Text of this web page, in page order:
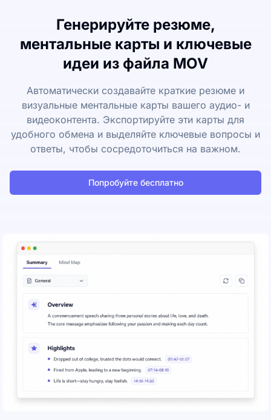
Генерируйте резюме,
ментальные карты и ключевые
идеи из файла MOV
Автоматически создавайте краткие резюме и
визуальные ментальные карты вашего аудио- и
видеоконтента. Экспортируйте эти карты для
удобного обмена и выделяйте ключевые вопросы и
ответы, чтобы сосредоточиться на важном.
Попробуйте бесплатно